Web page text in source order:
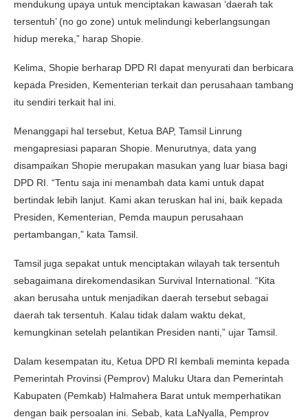
mendukung upaya untuk menciptakan kawasan ‘daerah tak
tersentuh’ (no go zone) untuk melindungi keberlangsungan
hidup mereka,” harap Shopie.
Kelima, Shopie berharap DPD RI dapat menyurati dan berbicara
kepada Presiden, Kementerian terkait dan perusahaan tambang
itu sendiri terkait hal ini.
Menanggapi hal tersebut, Ketua BAP, Tamsil Linrung
mengapresiasi paparan Shopie. Menurutnya, data yang
disampaikan Shopie merupakan masukan yang luar biasa bagi
DPD RI. “Tentu saja ini menambah data kami untuk dapat
bertindak lebih lanjut. Kami akan teruskan hal ini, baik kepada
Presiden, Kementerian, Pemda maupun perusahaan
pertambangan,” kata Tamsil.
Tamsil juga sepakat untuk menciptakan wilayah tak tersentuh
sebagaimana direkomendasikan Survival International. “Kita
akan berusaha untuk menjadikan daerah tersebut sebagai
daerah tak tersentuh. Kalau tidak dalam waktu dekat,
kemungkinan setelah pelantikan Presiden nanti,” ujar Tamsil.
Dalam kesempatan itu, Ketua DPD RI kembali meminta kepada
Pemerintah Provinsi (Pemprov) Maluku Utara dan Pemerintah
Kabupaten (Pemkab) Halmahera Barat untuk memperhatikan
dengan baik persoalan ini. Sebab, kata LaNyalla, Pemprov